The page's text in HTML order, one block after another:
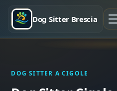
Dog Sitter Brescia
DOG SITTER A CIGOLE